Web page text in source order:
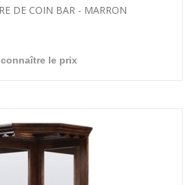
DE COIN BAR - MARRON
le prix